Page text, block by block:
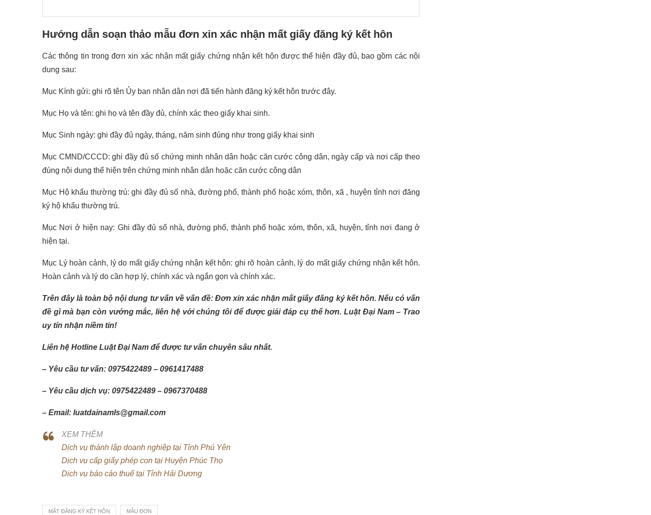
Hướng dẫn soạn thảo mẫu đơn xin xác nhận mất giấy đăng ký kết hôn
Các thông tin trong đơn xin xác nhận mất giấy chứng nhận kết hôn được thể hiện đầy đủ, bao gồm các nội
dung sau:
Mục Kính gửi: ghi rõ tên Ủy ban nhân dân nơi đã tiến hành đăng ký kết hôn trước đây.
Mục Họ và tên: ghi họ và tên đầy đủ, chính xác theo giấy khai sinh.
Mục Sinh ngày: ghi đầy đủ ngày, tháng, năm sinh đúng như trong giấy khai sinh
Mục CMND/CCCD: ghi đầy đủ số chứng minh nhân dân hoặc căn cước công dân, ngày cấp và nơi cấp theo
đúng nội dung thể hiện trên chứng minh nhân dân hoặc căn cước công dân
Mục Hộ khẩu thường trú: ghi đầy đủ số nhà, đường phố, thành phố hoặc xóm, thôn, xã , huyện tỉnh nơi đăng
ký hộ khẩu thường trú.
Mục Nơi ở hiện nay: Ghi đầy đủ số nhà, đường phố, thành phố hoặc xóm, thôn, xã, huyện, tỉnh nơi đang ở
hiện tại.
Mục Lý hoàn cảnh, lý do mất giấy chứng nhận kết hôn: ghi rõ hoàn cảnh, lý do mất giấy chứng nhận kết hôn.
Hoàn cảnh và lý do cần hợp lý, chính xác và ngắn gọn và chính xác.
Trên đây là toàn bộ nội dung tư vấn về vấn đề: Đơn xin xác nhận mất giấy đăng ký kết hôn. Nếu có vấn
đề gì mà bạn còn vướng mắc, liên hệ với chúng tôi để được giải đáp cụ thể hơn. Luật Đại Nam – Trao
uy tín nhận niềm tin!
Liên hệ Hotline Luật Đại Nam để được tư vấn chuyên sâu nhất.
– Yêu cầu tư vấn: 0975422489 – 0961417488
– Yêu cầu dịch vụ: 0975422489 – 0967370488
– Email: luatdainamls@gmail.com
XEM THÊM
Dịch vụ thành lập doanh nghiệp tại Tỉnh Phú Yên
Dịch vụ cấp giấy phép con tại Huyện Phúc Thọ
Dịch vụ báo cáo thuế tại Tỉnh Hải Dương
MẤT ĐĂNG KÝ KẾT HÔN MẪU ĐƠN